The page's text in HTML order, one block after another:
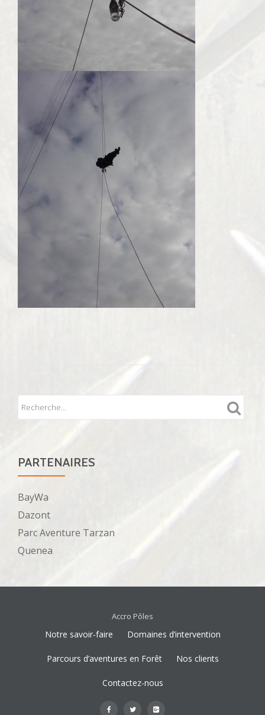
PARTENAIRES
BayWa
Dazont
Parc Aventure Tarzan
Quenea
Accro Pôles
Notre savoir-faire Domaines d’intervention
Parcours d’aventures en Forêt Nos clients
Contactez-nous